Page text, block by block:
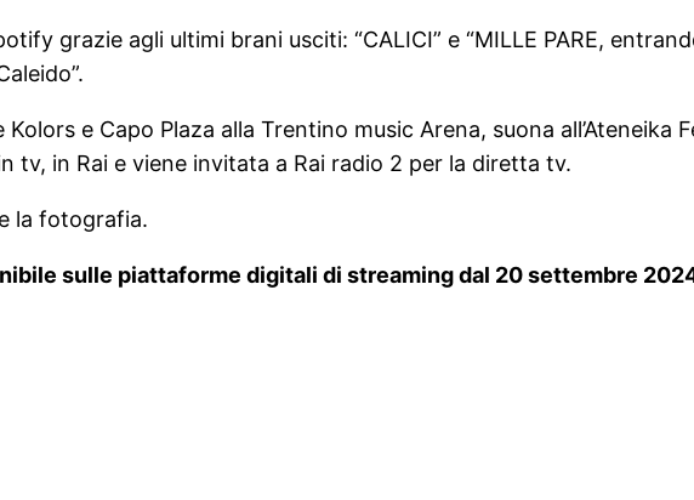
grazie agli ultimi brani usciti: “CALICI” e “MILLE PARE,
e Capo Plaza alla Trentino music Arena, suona all’Ateneika
tv, in Rai e viene invitata a Rai radio 2 per la diretta tv.
la fotografia.
sulle piattaforme digitali di streaming dal 20 settembre